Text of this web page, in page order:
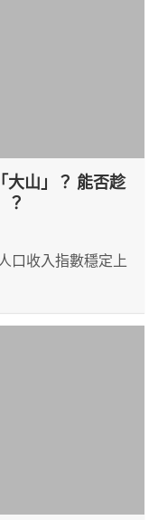
大山」？ 能否趁
？
口收入指數穩定上